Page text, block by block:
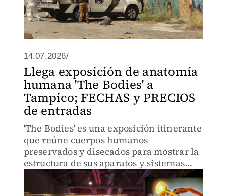
14.07.2026/
Llega exposición de anatomía
humana 'The Bodies' a
Tampico; FECHAS y PRECIOS
de entradas
'The Bodies' es una exposición itinerante
que reúne cuerpos humanos
preservados y disecados para mostrar la
estructura de sus aparatos y sistemas
con tecnología inmersiva.